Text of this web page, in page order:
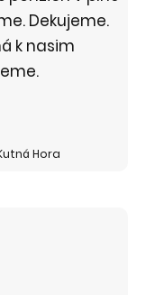
Dekujeme.
k nasim
Hora